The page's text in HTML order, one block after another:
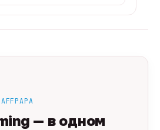
— в одном